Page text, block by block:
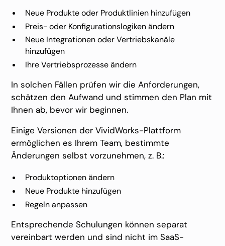
Neue Produkte oder Produktlinien hinzufügen
Preis- oder Konfigurationslogiken ändern
Neue Integrationen oder Vertriebskanäle
hinzufügen
Ihre Vertriebsprozesse ändern
In solchen Fällen prüfen wir die Anforderungen,
schätzen den Aufwand und stimmen den Plan mit
Ihnen ab, bevor wir beginnen.
Einige Versionen der VividWorks-Plattform
ermöglichen es Ihrem Team, bestimmte
Änderungen selbst vorzunehmen, z. B.:
Produktoptionen ändern
Neue Produkte hinzufügen
Regeln anpassen
Entsprechende Schulungen können separat
vereinbart werden und sind nicht im SaaS-